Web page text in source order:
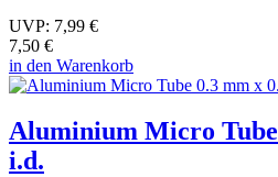
UVP: 7,99 €
7,50 €
in den Warenkorb
Aluminium Micro
i.d.